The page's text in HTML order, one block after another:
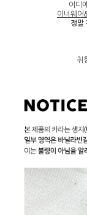
어디
이너웨어
정말
취